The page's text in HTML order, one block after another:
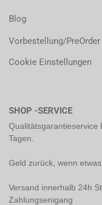
Blog
Vorbestellung/PreOrder
Cookie Einstellungen
SHOP -SERVICE
Qualitätsgarantieservice
Tagen.
Geld zurück, wenn
Versand innerhalb 24h
Zahlungsenigang